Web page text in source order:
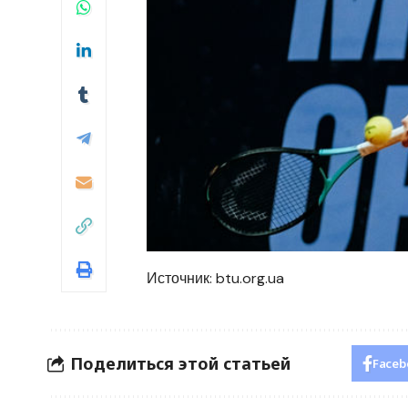
Источник: btu.org.ua
Поделиться этой статьей